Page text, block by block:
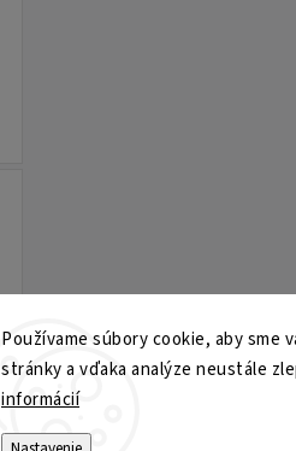
Používame súbory cookie, aby sme
stránky a vďaka analýze neustále
informácií